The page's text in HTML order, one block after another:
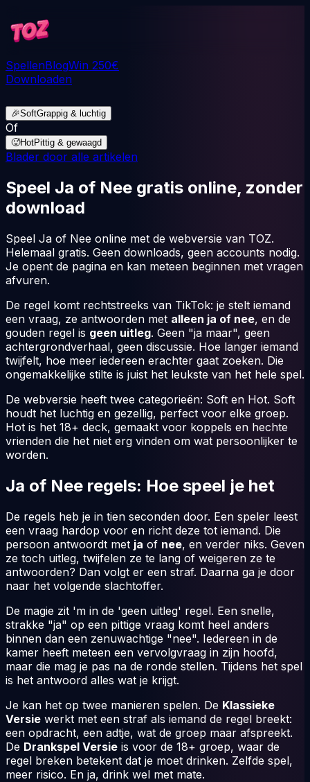
SpellenBlogWin 250€
Downloaden
🎉SoftGrappig & luchtig
Of
🥵HotPittig & gewaagd
Blader door alle artikelen
Speel Ja of Nee gratis online, zonder
download
Speel Ja of Nee online met de webversie van TOZ.
Helemaal gratis. Geen downloads, geen accounts nodig.
Je opent de pagina en kan meteen beginnen met vragen
afvuren.
De regel komt rechtstreeks van TikTok: je stelt iemand
een vraag, ze antwoorden met alleen ja of nee, en de
gouden regel is geen uitleg. Geen "ja maar", geen
achtergrondverhaal, geen discussie. Hoe langer iemand
twijfelt, hoe meer iedereen erachter gaat zoeken. Die
ongemakkelijke stilte is juist het leukste van het hele spel.
De webversie heeft twee categorieën: Soft en Hot. Soft
houdt het luchtig en gezellig, perfect voor elke groep.
Hot is het 18+ deck, gemaakt voor koppels en hechte
vrienden die het niet erg vinden om wat persoonlijker te
worden.
Ja of Nee regels: Hoe speel je het
De regels heb je in tien seconden door. Een speler leest
een vraag hardop voor en richt deze tot iemand. Die
persoon antwoordt met ja of nee, en verder niks. Geven
ze toch uitleg, twijfelen ze te lang of weigeren ze te
antwoorden? Dan volgt er een straf. Daarna ga je door
naar het volgende slachtoffer.
De magie zit 'm in de 'geen uitleg' regel. Een snelle,
strakke "ja" op een pittige vraag komt heel anders
binnen dan een zenuwachtige "nee". Iedereen in de
kamer heeft meteen een vervolgvraag in zijn hoofd,
maar die mag je pas na de ronde stellen. Tijdens het spel
is het antwoord alles wat je krijgt.
Je kan het op twee manieren spelen. De Klassieke
Versie werkt met een straf als iemand de regel breekt:
een opdracht, een adtje, wat de groep maar afspreekt.
De Drankspel Versie is voor de 18+ groep, waar de
regel breken betekent dat je moet drinken. Zelfde spel,
meer risico. En ja, drink wel met mate.